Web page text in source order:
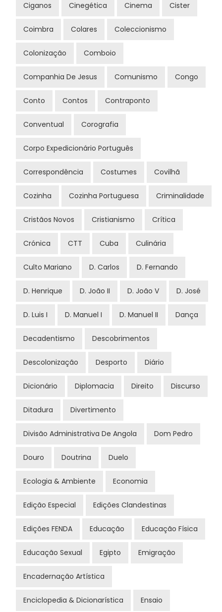
Ciganos Cinegética Cinema Cister
Coimbra Colares Coleccionismo
Colonização Comboio
Companhia De Jesus Comunismo Congo
Conto Contos Contraponto
Conventual Corografia
Corpo Expedicionário Português
Correspondência Costumes Covilhã
Cozinha Cozinha Portuguesa Criminalidade
Cristãos Novos Cristianismo Crítica
Crónica CTT Cuba Culinária
Culto Mariano D. Carlos D. Fernando
D. Henrique D. João II D. João V D. José
D. Luis I D. Manuel I D. Manuel II Dança
Decadentismo Descobrimentos
Descolonização Desporto Diário
Dicionário Diplomacia Direito Discurso
Ditadura Divertimento
Divisão Administrativa De Angola Dom Pedro
Douro Doutrina Duelo
Ecologia & Ambiente Economia
Edição Especial Edições Clandestinas
Edições FENDA Educação Educação Física
Educação Sexual Egipto Emigração
Encadernação Artística
Enciclopedia & Dicionarística Ensaio